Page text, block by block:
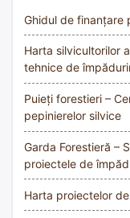
Ghidul de finanțare
Harta silvicultorilor
tehnice de
Puieți forestieri –
pepinierelor silvice
Garda Forestieră –
proiectele de
Harta proiectelor